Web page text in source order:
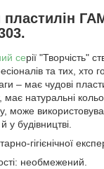
пластилін
серії "Творчість"
та тих, хто
– має чудові
натуральні
може
у будівництві.
гігієнічної
необмежений.